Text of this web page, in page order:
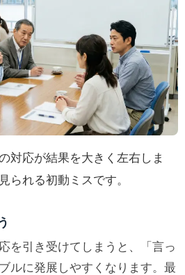
対応が結果を大きく左右しま
られる初動ミスです。
を引き受けてしまうと、「言っ
ルに発展しやすくなります。最